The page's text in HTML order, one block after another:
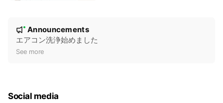
e
New
Announcements
エアコン洗浄始めました
See more
Social media